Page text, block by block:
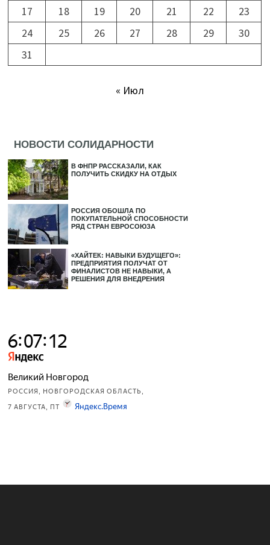
17
18 19 20 21 22
23
24
25 26 27 28 29
30
31
« Июл
НОВОСТИ СОЛИДАРНОСТИ
В ФНПР РАССКАЗАЛИ, КАК
ПОЛУЧИТЬ СКИДКУ НА ОТДЫХ
РОССИЯ ОБОШЛА ПО
ПОКУПАТЕЛЬНОЙ СПОСОБНОСТИ
РЯД СТРАН ЕВРОСОЮЗА
«ХАЙТЕК: НАВЫКИ БУДУЩЕГО»:
ПРЕДПРИЯТИЯ ПОЛУЧАТ ОТ
ФИНАЛИСТОВ НЕ НАВЫКИ, А
РЕШЕНИЯ ДЛЯ ВНЕДРЕНИЯ